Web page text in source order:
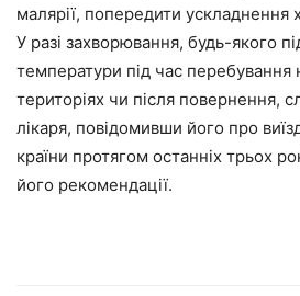
малярії, попередити ускладнення
У разі захворювання, будь-якого
температури під час перебування
територіях чи після повернення,
лікаря, повідомивши його про
країни протягом останніх трьох
його рекомендації.